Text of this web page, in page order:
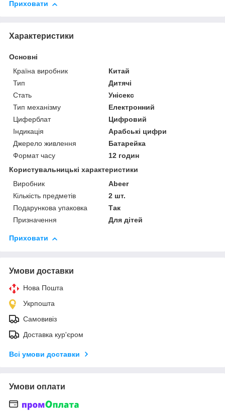
Приховати
Характеристики
Основні
Країна виробник
Китай
Тип
Дитячі
Стать
Унісекс
Тип механізму
Електронний
Циферблат
Цифровий
Індикація
Арабські цифри
Джерело живлення
Батарейка
Формат часу
12 годин
Користувальницькі характеристики
Виробник
Abeer
Кількість предметів
2 шт.
Подарункова упаковка
Так
Призначення
Для дітей
Приховати
Умови доставки
Нова Пошта
Укрпошта
Самовивіз
Доставка кур'єром
Всі умови доставки
Умови оплати